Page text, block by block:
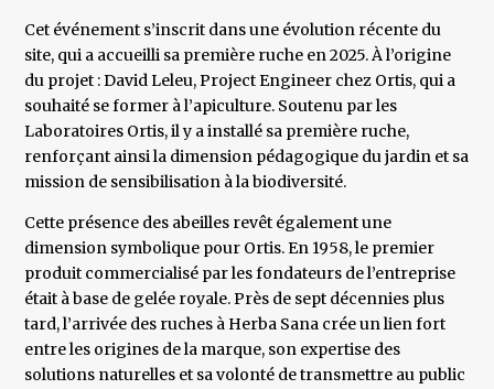
Cet événement s’inscrit dans une évolution récente du
site, qui a accueilli sa première ruche en 2025. À l’origine
du projet : David Leleu, Project Engineer chez Ortis, qui a
souhaité se former à l’apiculture. Soutenu par les
Laboratoires Ortis, il y a installé sa première ruche,
renforçant ainsi la dimension pédagogique du jardin et sa
mission de sensibilisation à la biodiversité.
Cette présence des abeilles revêt également une
dimension symbolique pour Ortis. En 1958, le premier
produit commercialisé par les fondateurs de l’entreprise
était à base de gelée royale. Près de sept décennies plus
tard, l’arrivée des ruches à Herba Sana crée un lien fort
entre les origines de la marque, son expertise des
solutions naturelles et sa volonté de transmettre au public